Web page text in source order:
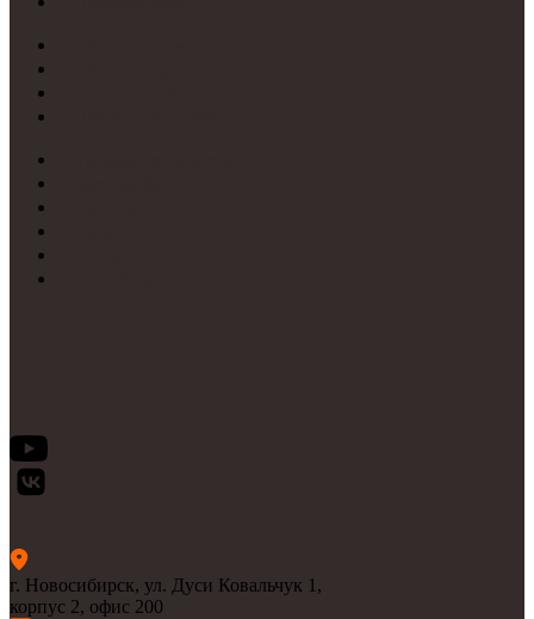
г. Новосибирск, ул. Дуси Ковальчук 1,
корпус 2, офис 200